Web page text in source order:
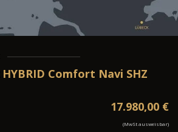
Comfort Navi SHZ
17.980,00 €
(MwSt ausweisbar)